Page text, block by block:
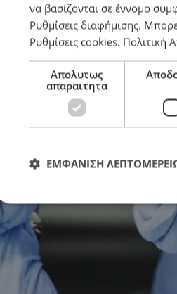
να βασίζονται σε έννομο
Ρυθμίσεις διαφήμισης.
Ρυθμίσεις cookies. Πολιτική
Απολυτως
απαραιτητα
ΕΜΦΑΝΙΣΗ